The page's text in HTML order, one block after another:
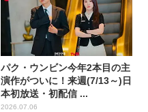
パク・ウンビン今年2本目の主
演作がついに！来週(7/13～)日
本初放送・初配信 ...
2026.07.06